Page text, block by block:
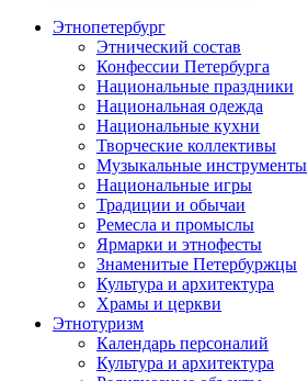
Этнопетербург
Этнический состав
Конфессии Петербурга
Национальные праздники
Национальная одежда
Национальные кухни
Творческие коллективы
Музыкальные инструменты
Национальные игры
Традиции и обычаи
Ремесла и промыслы
Ярмарки и этнофесты
Знаменитые Петербуржцы
Культура и архитектура
Храмы и церкви
Этнотуризм
Календарь персоналий
Культура и архитектура